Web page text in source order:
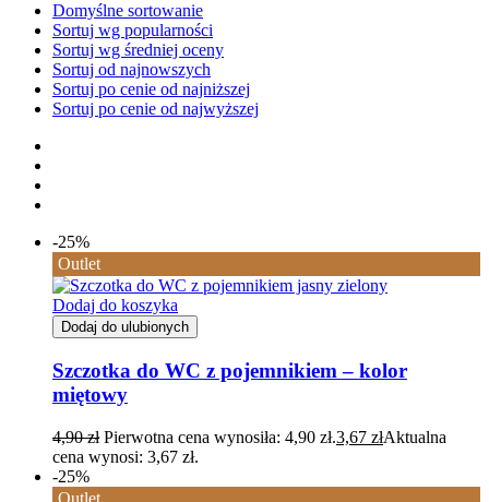
Domyślne sortowanie
Sortuj wg popularności
Sortuj wg średniej oceny
Sortuj od najnowszych
Sortuj po cenie od najniższej
Sortuj po cenie od najwyższej
-25%
Outlet
Dodaj do koszyka
Dodaj do ulubionych
Szczotka do WC z pojemnikiem – kolor
miętowy
4,90zł Pierwotna cena wynosiła: 4,90 zł.3,67 złAktualna
cena wynosi: 3,67 zł.
-25%
Outlet